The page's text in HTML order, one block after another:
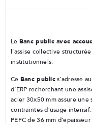
Le Banc public avec
l’assise collective
institutionnels.
Ce Banc publics’adresse
d’ERP recherchant une
acier 30x50 mm assure
contraintes d’usage
PEFC de 36 mm